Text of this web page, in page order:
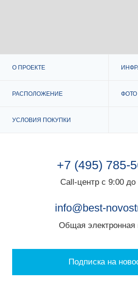
О ПРОЕКТЕ
РАСПОЛОЖЕНИЕ
УСЛОВИЯ ПОКУПКИ
+7 (495) 785-
Call-центр с 9:00 до
info@best-
Общая электронная
Подписка на